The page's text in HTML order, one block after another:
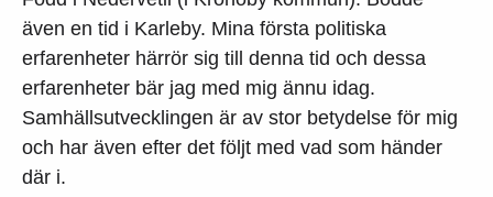
även en tid i Karleby. Mina första politiska
erfarenheter härrör sig till denna tid och dessa
erfarenheter bär jag med mig ännu idag.
Samhällsutvecklingen är av stor betydelse för mig
och har även efter det följt med vad som händer
där i.